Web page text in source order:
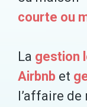
courte ou
La gestion
Airbnb et
l’affaire de